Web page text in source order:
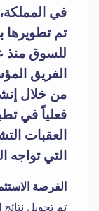
في
تم تطويرها
للسوق منذ عام 2018م
الفريق
من خلال
فعلياً في
العقبات
التي تواجه
الفرصة
تم تحويل